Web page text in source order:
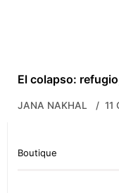
El colapso:
JANA NAKHAL 11
Boutique